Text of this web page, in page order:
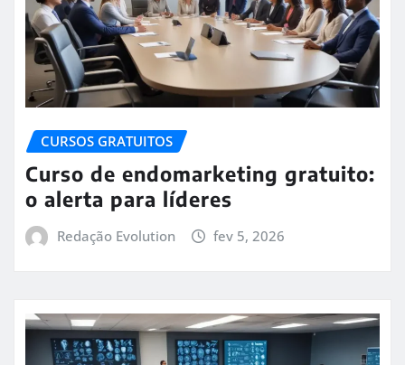
CURSOS GRATUITOS
Curso de endomarketing gratuito:
o alerta para líderes
Redação Evolution fev 5, 2026